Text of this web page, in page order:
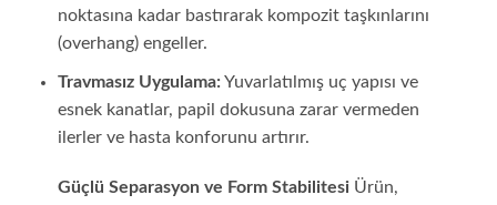
noktasına kadar bastırarak kompozit taşkınlarını
(overhang) engeller.
Travmasız Uygulama:Yuvarlatılmış uç yapısı ve
esnek kanatlar, papil dokusuna zarar vermeden
ilerler ve hasta konforunu artırır.
Güçlü Separasyon ve Form StabilitesiÜrün,